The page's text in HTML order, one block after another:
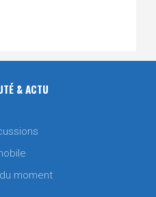
& ACTU
moment